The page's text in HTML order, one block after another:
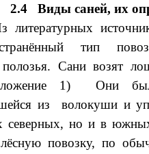
2.4
Виды саней, их
литературных
тип
полозья. Сани возят
1)
Они
изволокуши и
северных, но и в
повозку, по